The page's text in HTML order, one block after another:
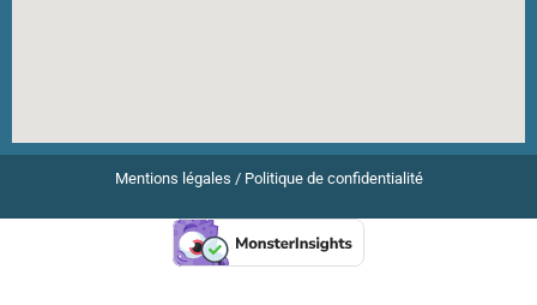
Mentions légales / Politique de confidentialité